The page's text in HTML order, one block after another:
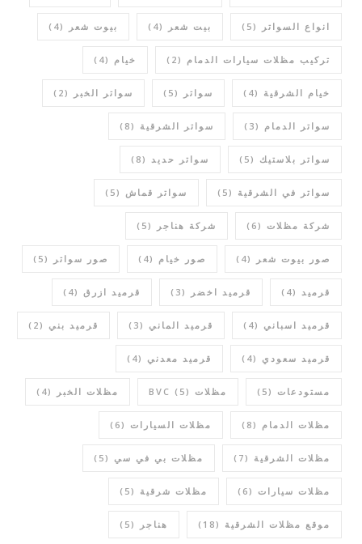
انواع السواتر (5) بيت شعر (4) بيوت شعر (4)
تركيب مظلات سيارات الدمام (2) خيام (4)
خيام الشرقية (4) سواتر (5) سواتر الخبر (2)
سواتر الدمام (3) سواتر الشرقية (8)
سواتر بلاستيك (5) سواتر حديد (8)
سواتر في الشرقية (5) سواتر قماش (5)
شركة مظلات (6) شركة هناجر (5)
صور بيوت شعر (4) صور خيام (4) صور سواتر (5)
قرميد (4) قرميد اخضر (3) قرميد ازرق (4)
قرميد اسباني (4) قرميد الماني (3) قرميد بني (2)
قرميد سعودي (4) قرميد معدني (4)
مستودعات (5) مظلات BVC (5) مظلات الخبر (4)
مظلات الدمام (8) مظلات السيارات (6)
مظلات الشرقية (7) مظلات بي في سي (5)
مظلات سيارات (6) مظلات شرقية (5)
موقع مظلات الشرقية (18) هناجر (5)